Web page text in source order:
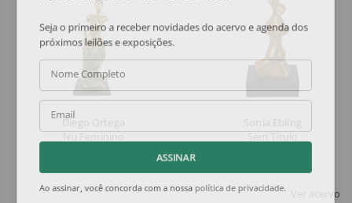
Diego Ortega
Nu Feminino
Sem Título
Ver acervo
Seja o primeiro a receber novidades do acervo e agenda dos
próximos leilões e exposições.
Nome Completo
Email
ASSINAR
Ao assinar, você concorda com a nossapolítica de privacidade